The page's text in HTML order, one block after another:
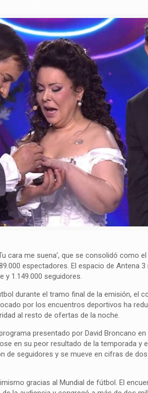
cara me suena’, que se consolidó como
espectadores. El espacio de Antena
y 1.149.000 seguidores.
durante el tramo final de la emisión, el
por los encuentros deportivos ha
al resto de ofertas de la noche.
presentado por David Broncano
en su peor resultado de la temporada y
de seguidores y se mueve en cifras de
gracias al Mundial de fútbol. El